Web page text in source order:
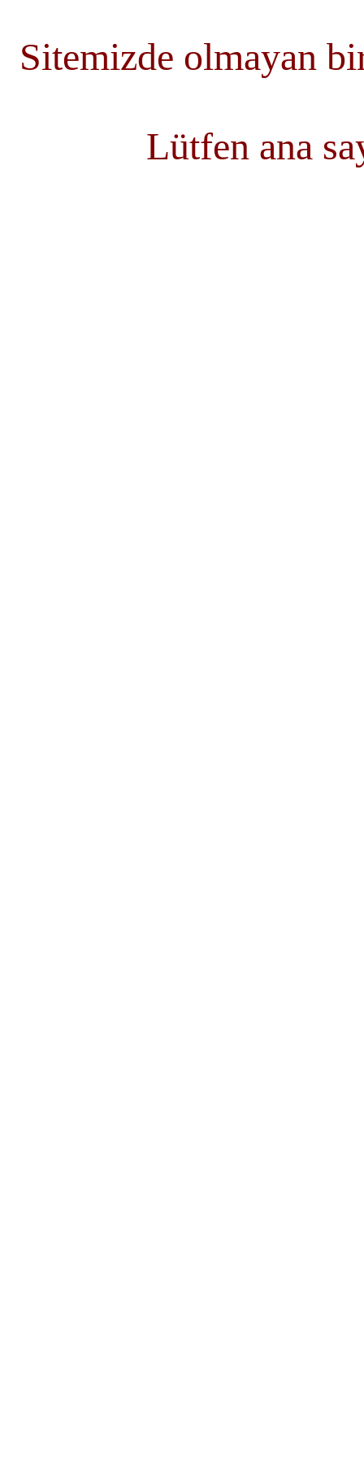
Sitemizde olmayan
Lütfen ana